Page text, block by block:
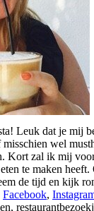
Leuk dat je mij
misschien wel
Kort zal ik mij
te maken
de tijd en kijk
Facebook,